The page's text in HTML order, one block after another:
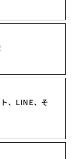
、LINE、そ